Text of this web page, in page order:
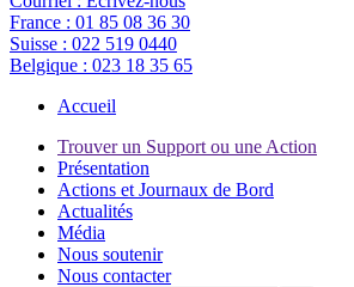
France : 01 85 08 36 30
Suisse : 022 519 0440
Belgique : 023 18 35 65
Accueil
Trouver un Support ou une Action
Présentation
Actions et Journaux de Bord
Actualités
Média
Nous soutenir
Nous contacter